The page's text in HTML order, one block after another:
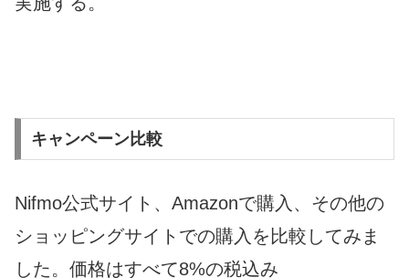
キャンペーン比較
Nifmo公式サイト、Amazonで購入、その他の
ショッピングサイトでの購入を比較してみま
した。価格はすべて8%の税込み